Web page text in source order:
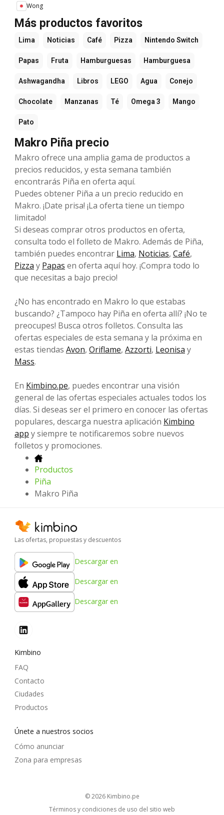
Wong
Más productos favoritos
Lima Noticias Café Pizza Nintendo Switch
Papas Fruta Hamburguesas Hamburguesa
Ashwagandha Libros LEGO Agua Conejo
Chocolate Manzanas Té Omega 3 Mango
Pato
Makro Piña precio
Makro ofrece una amplia gama de productos a
precios reducidos, y esta semana también
encontrarás Piña en oferta aquí.
Puedes obtener Piña a un precio reducido en
Makro. ¡Date prisa! ¡La oferta tiene un tiempo
limitado!
Si deseas comprar otros productos en oferta,
consulta todo el folleto de Makro. Además de Piña,
también puedes encontrar Lima, Noticias, Café,
Pizza y Papas en oferta aquí hoy. ¡Compra todo lo
que necesitas a bajo precio!
¿No has encontrado en Makro lo que estabas
buscando? ¿Tampoco hay Piña en oferta allí? ¡No te
preocupes! Busca otros folletos. Consulta las
ofertas especiales de esta semana y la próxima en
estas tiendas Avon, Oriflame, Azzorti, Leonisa y
Mass.
En Kimbino.pe, puedes encontrar una visión
general de las ofertas especiales actuales todos los
días. Si deseas ser el primero en conocer las ofertas
populares, descarga nuestra aplicación Kimbino
app y siempre te notificaremos sobre nuevos
folletos y promociones.
Productos
Piña
Makro Piña
Las ofertas, propuestas y descuentos
Descargar en
Descargar en
Descargar en
Kimbino
FAQ
Contacto
Ciudades
Productos
Únete a nuestros socios
Cómo anunciar
Zona para empresas
© 2026 kimbino.pe
Términos y condiciones de uso del sitio web